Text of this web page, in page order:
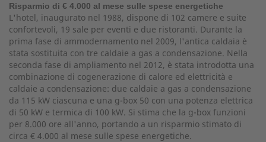
Risparmio di € 4.000 al mese sulle spese energetiche
L'hotel, inaugurato nel 1988, dispone di 102 camere e suite
confortevoli, 19 sale per eventi e due ristoranti. Durante la
prima fase di ammodernamento nel 2009, l'antica caldaia è
stata sostituita con tre caldaie a gas a condensazione. Nella
seconda fase di ampliamento nel 2012, è stata introdotta una
combinazione di cogenerazione di calore ed elettricità e
caldaie a condensazione: due caldaie a gas a condensazione
da 115 kW ciascuna e una g-box 50 con una potenza elettrica
di 50 kW e termica di 100 kW. Si stima che la g-box funzioni
per 8.000 ore all'anno, portando a un risparmio stimato di
circa € 4.000 al mese sulle spese energetiche.